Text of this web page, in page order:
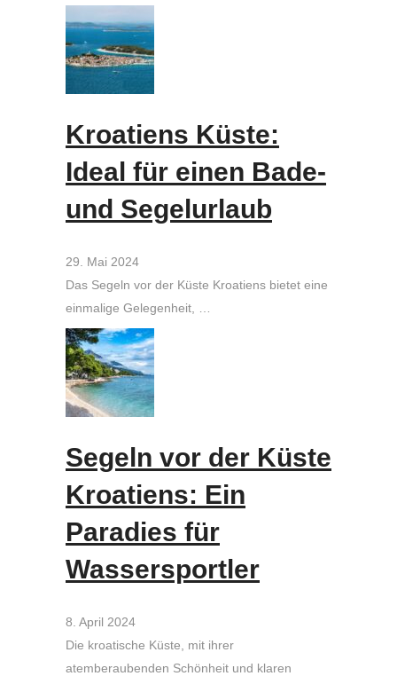
Kroatiens Küste:
Ideal für einen Bade-
und Segelurlaub
29. Mai 2024
Das Segeln vor der Küste Kroatiens bietet eine
einmalige Gelegenheit, …
Segeln vor der Küste
Kroatiens: Ein
Paradies für
Wassersportler
8. April 2024
Die kroatische Küste, mit ihrer
atemberaubenden Schönheit und klaren